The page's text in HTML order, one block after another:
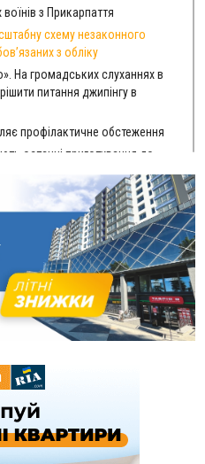
з Прикарпаття
схему незаконного
з обліку
На громадських слуханнях в
питання джипінгу в
профілактичне обстеження
останні приготування до
найбільшу спеку за всю історію
чому важливо розпочати
за магазину понад 640
до 5 років
для "Оберегу" дані про
— справу закрили
та Яремче 6 серпня
фото: на Прикарпатті
розбещенні малолітньої